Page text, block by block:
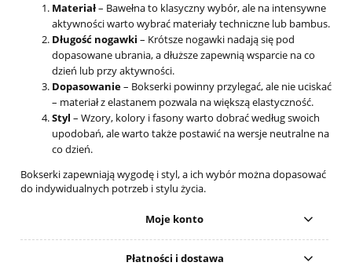
Materiał– Bawełna to klasyczny wybór, ale na intensywne
aktywności warto wybrać materiały techniczne lub bambus.
Długość nogawki – Krótsze nogawki nadają się pod
dopasowane ubrania, a dłuższe zapewnią wsparcie na co
dzień lub przy aktywności.
Dopasowanie– Bokserki powinny przylegać, ale nie uciskać
– materiał z elastanem pozwala na większą elastyczność.
Styl – Wzory, kolory i fasony warto dobrać według swoich
upodobań, ale warto także postawić na wersje neutralne na
co dzień.
Bokserki zapewniają wygodę i styl, a ich wybór można dopasować
do indywidualnych potrzeb i stylu życia.
Moje konto
Płatności i dostawa